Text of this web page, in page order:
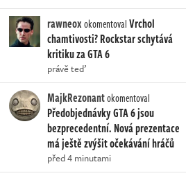
rawneoxokomentovalVrchol
chamtivosti? Rockstar schytává
kritiku za GTA 6
právě teď
MajkRezonantokomentoval
Předobjednávky GTA 6 jsou
bezprecedentní. Nová prezentace
má ještě zvýšit očekávání hráčů
před 4 minutami